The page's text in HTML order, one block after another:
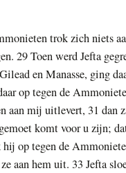
trok zich niets
29 Toen werd Jefta
en Manasse, ging
op tegen de
aan mij uitlevert, 31 dan
komt voor u zijn;
hij op tegen de
aan hem uit. 33 Jefta